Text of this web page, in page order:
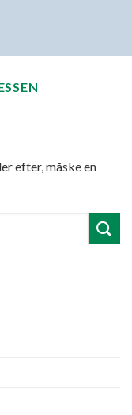
efter, måske en